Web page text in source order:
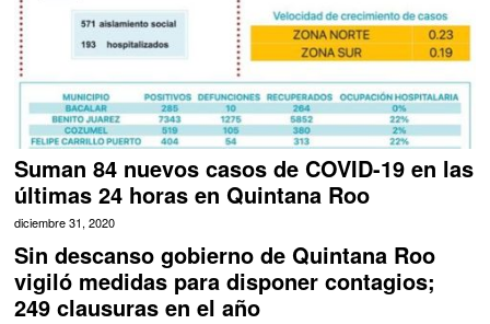
Suman 84 nuevos casos de COVID-19 en las
últimas 24 horas en Quintana Roo
diciembre 31, 2020
Sin descanso gobierno de Quintana Roo
vigiló medidas para disponer contagios;
249 clausuras en el año